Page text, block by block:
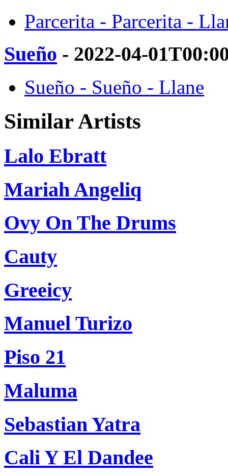
Parcerita - Parcerita -
Sueño - 2022-04-
Sueño - Sueño - Llane
Similar Artists
Lalo Ebratt
Mariah Angeliq
Ovy On The Drums
Cauty
Greeicy
Manuel Turizo
Piso 21
Maluma
Sebastian Yatra
Cali Y El Dandee